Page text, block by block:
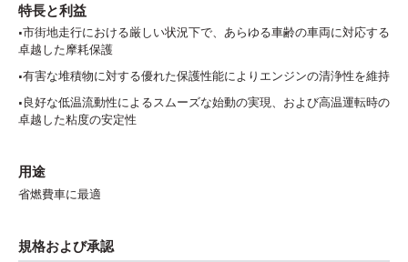
特長と利益
•市街地走行における厳しい状況下で、あらゆる車齢の車両に対応する
卓越した摩耗保護
•有害な堆積物に対する優れた保護性能によりエンジンの清浄性を維持
•良好な低温流動性によるスムーズな始動の実現、および高温運転時の
卓越した粘度の安定性
用途
省燃費車に最適
規格および承認